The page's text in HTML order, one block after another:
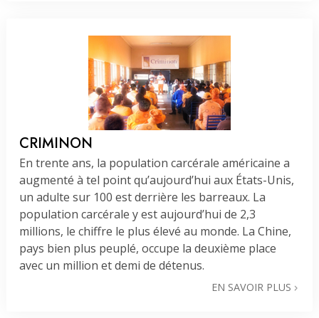
CRIMINON
En trente ans, la population carcérale américaine a
augmenté à tel point qu’aujourd’hui aux États-Unis,
un adulte sur 100 est derrière les barreaux. La
population carcérale y est aujourd’hui de 2,3
millions, le chiffre le plus élevé au monde. La Chine,
pays bien plus peuplé, occupe la deuxième place
avec un million et demi de détenus.
EN SAVOIR PLUS